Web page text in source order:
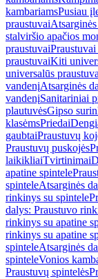
kambariamsPusiau
praustuvai
stalviršio apačios
praustuvai
praustuvaiKiti
universalūs
vandenįAtsarginės
vandenįSanitariniai
plautuvėsGipso
klasėmsPriedai
gaubtaiPraustuvų
Praustuvų puskojės
laikikliaiTvirtinimai
apatine spintele
spinteleAtsarginės
rinkinys su spintele
dalys: Praustuvo
rinkinys su apatine
rinkinys su apatine
spinteleAtsarginės
spinteleVonios
Praustuvų spintelės